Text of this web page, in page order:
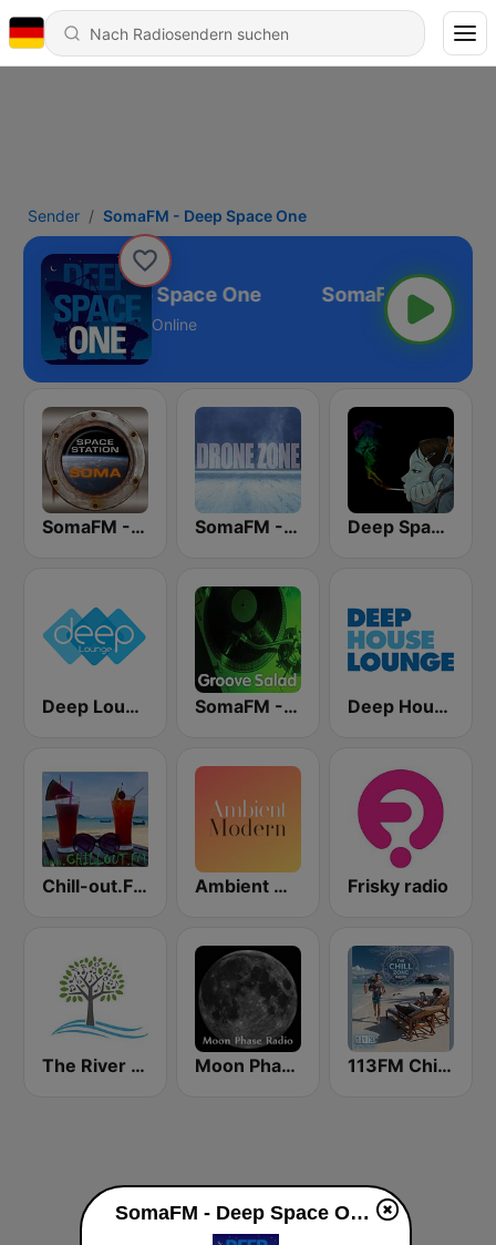
Sender SomaFM - Deep Space One
- Deep Space One
Online
SomaFM - Space Station Soma SomaFM - Drone Zone Deep Space Chill
Deep Lounge SomaFM - Groove Salad Deep House Lounge
Chill-out.FM Ambient Modern Frisky radio
The River of Calm Moon Phase Radio - Chill 113FM Chill Zone
SomaFM - Deep Space One live